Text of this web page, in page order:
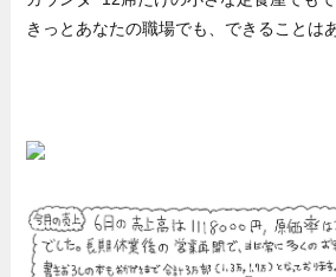
きっとあなたの職場でも、できることは